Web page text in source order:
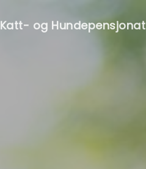
Katt- og Hundepensjonat